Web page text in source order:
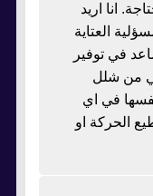
انا اريد
العتاية
في توفير
من شلل
في اي
الحركة او